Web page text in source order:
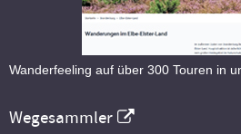
Wanderfeeling auf über 300 Touren in
Wegesammler